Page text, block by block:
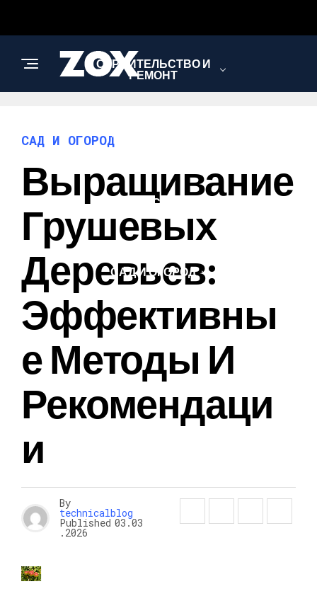
СТРОИТЕЛЬСТВО И
РЕМОНТ
АРХИТЕКТУРА И
ПУТЕШЕСТВИЯ И
САД И ОГОРОД
САД И ОГОРОД
Выращивание
Грушевых
Деревьев:
Эффективны
Е Методы И
Рекомендаци
И
By
technicalblog
Published 03.03
.2026